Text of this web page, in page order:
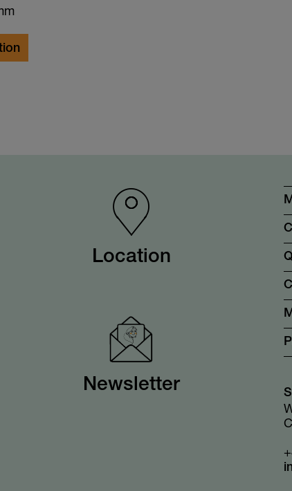
Location
Newsletter